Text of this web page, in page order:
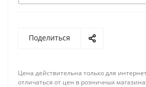
Поделиться
Цена действительна только для
отличаться от цен в розничных